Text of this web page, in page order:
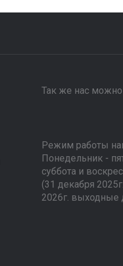
Так же нас можно
Режим работы
Понедельник -
суббота и
(31 декабря
2026г. выходные